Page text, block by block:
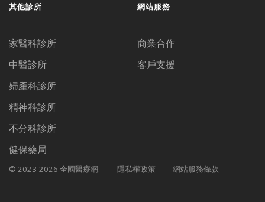
其他診所
家醫科診所
中醫診所
婦產科診所
精神科診所
不分科診所
健保藥局
網站服務
商業合作
客戶支援
© 2023-2026 全國醫療網. 隱私權政策 網站服務條款